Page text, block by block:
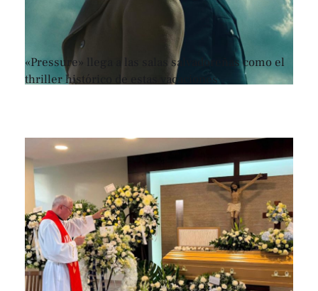
«Pressure» llega a las salas salvadoreñas como el
thriller histórico de estas vacaciones